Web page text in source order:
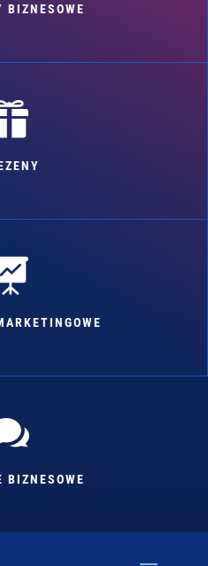
BIZNESOWE
BIZNESOWE